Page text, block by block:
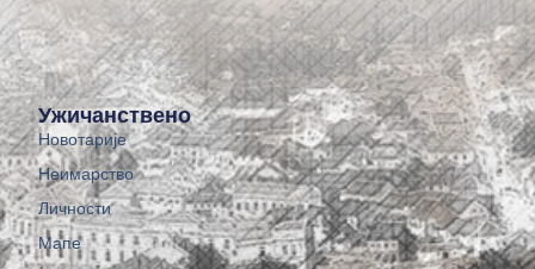
Ужичанствено
Новотарије
Неимарство
Личности
Мапе